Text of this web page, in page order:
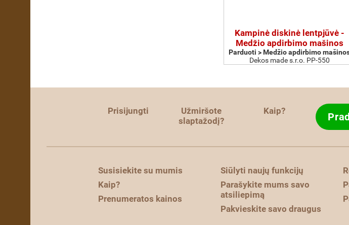
Kampinė diskinė lentpjūvė -
Medžio apdirbimo mašinos
Parduoti > Medžio apdirbimo
Dekos made s.r.o. PP-550
Prisijungti
Užmiršote
slaptažodį?
Kaip?
Susisiekite su mumis
Kaip?
Prenumeratos kainos
Siūlyti naujų funkcijų
Parašykite mums savo
atsiliepimą
Pakvieskite savo draugus